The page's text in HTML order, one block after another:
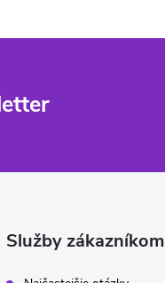
Služby zákazníkom